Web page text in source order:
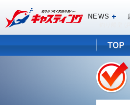
釣り船皇
NEWS 開